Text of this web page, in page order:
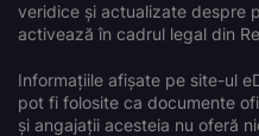
veridice și actualizate despre
activează în cadrul legal din
Informațiile afișate pe site-ul
pot fi folosite ca documente
și angajații acesteia nu oferă